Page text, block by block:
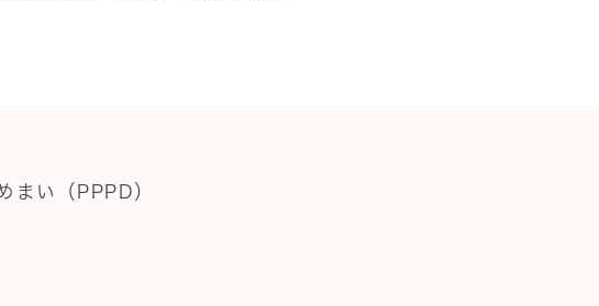
まい（PPPD）